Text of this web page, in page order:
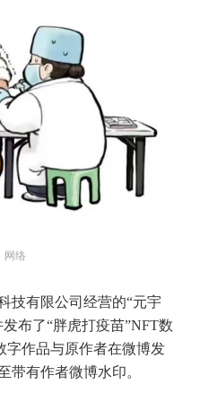
网络
技有限公司经营的“元宇
布了“胖虎打疫苗”NFT数
字作品与原作者在微博发
带有作者微博水印。